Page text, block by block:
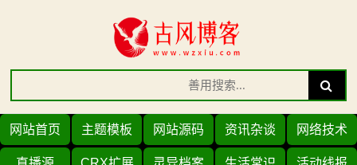
Search
for:
Search
网站首页 主题模板 网站源码 资讯杂谈 网络技术